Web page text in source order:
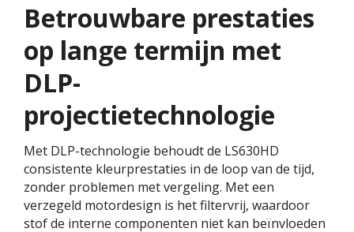
Betrouwbare prestaties
op lange termijn met
DLP-
projectietechnologie
Met DLP-technologie behoudt de LS630HD
consistente kleurprestaties in de loop van de tijd,
zonder problemen met vergeling. Met een
verzegeld motordesign is het filtervrij, waardoor
stof de interne componenten niet kan beïnvloeden